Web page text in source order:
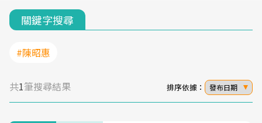
關鍵字搜尋
#陳昭惠
共1筆搜尋結果 排序依據： 發布日期